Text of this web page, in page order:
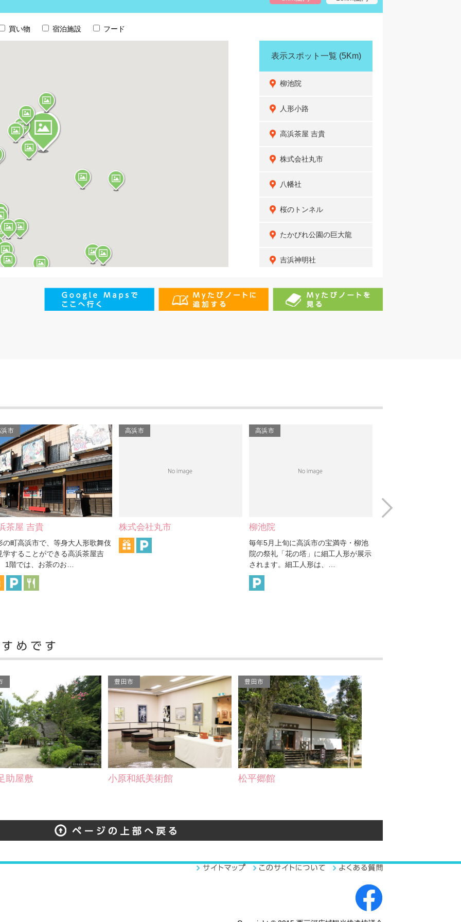
買い物 宿泊施設 フード
表示スポット一覧 (5Km)
柳池院
人形小路
高浜茶屋 吉貴
株式会社丸市
八幡社
桜のトンネル
たかびれ公園の巨大龍
吉浜神明社
藤江の渡し跡
春日神社
有限会社上鬼栄
蓮乗院の飾り瓦
JAあいち中央 産直センタ
ー高浜
恩任寺
稗田川の桜と菜の花
ボートパーク・ＮＴＰマ
観音寺「衣浦観音」
高浜市
式会社丸市
高浜市
柳池院
毎年5月上旬に高浜市の宝満寺・柳池
院の祭礼「花の塔」に細工人形が展示
高浜市
人形小路
毎年５月上旬に高浜市の宝満寺・柳池
院の祭礼「花の塔」に細工人形が展示
されます。細工人形は、…
助屋敷
豊田市
小原和紙美術館
豊田市
松平郷館